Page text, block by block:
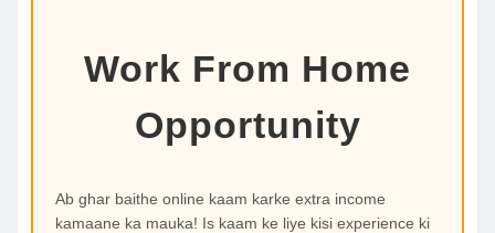
Work From Home
Opportunity
Ab ghar baithe online kaam karke extra income
kamaane ka mauka! Is kaam ke liye kisi experience ki